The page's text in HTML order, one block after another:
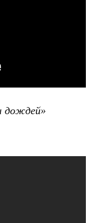
дождей»